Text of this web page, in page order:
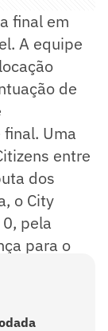
final em
A equipe
de
Uma
entre
dos
o City
pela
para o